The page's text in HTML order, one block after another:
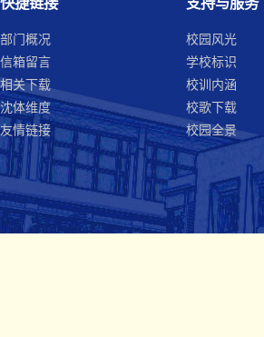
部门概况
信箱留言
相关下载
沈体维度
友情链接
校园风光
学校标识
校训内涵
校歌下载
校园全景